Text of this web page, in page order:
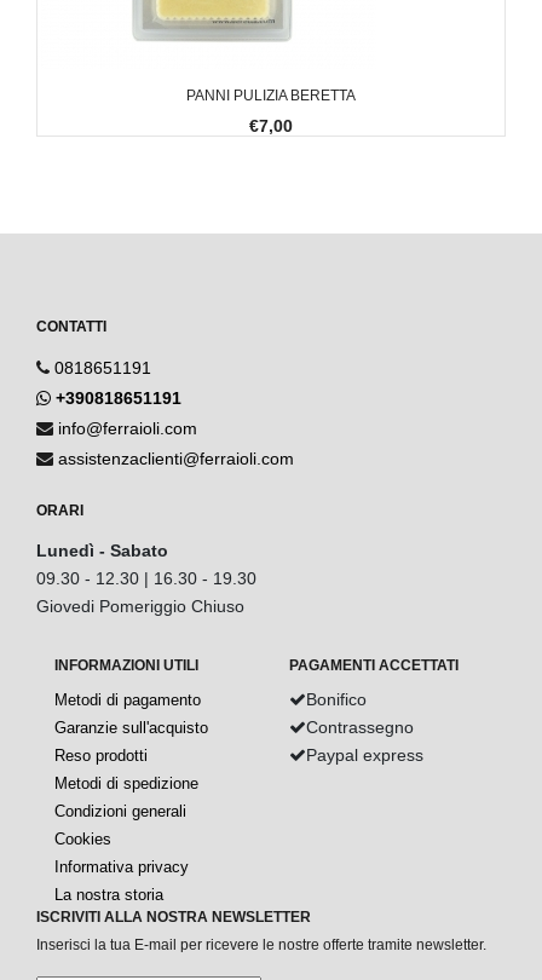
PANNI PULIZIA BERETTA
€7,00
CONTATTI
0818651191
+390818651191
info@ferraioli.com
assistenzaclienti@ferraioli.com
ORARI
Lunedì - Sabato
09.30 - 12.30 | 16.30 - 19.30
Giovedi Pomeriggio Chiuso
INFORMAZIONI UTILI
Metodi di pagamento
Garanzie sull'acquisto
Reso prodotti
Metodi di spedizione
Condizioni generali
Cookies
Informativa privacy
La nostra storia
PAGAMENTI ACCETTATI
Bonifico
Contrassegno
Paypal express
ISCRIVITI ALLA NOSTRA NEWSLETTER
Inserisci la tua E-mail per ricevere le nostre offerte tramite newsletter.